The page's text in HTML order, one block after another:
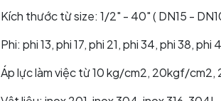
Kích thước từ size: 1/2" - 40" ( DN15 -
Phi: phi 13, phi 17, phi 21, phi 34, phi 38,
Áp lực làm việc từ 10 kg/cm2, 20kgf/